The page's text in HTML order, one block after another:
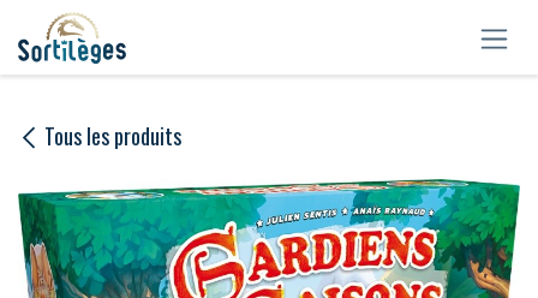
Se rendre au contenu
Tous les produits